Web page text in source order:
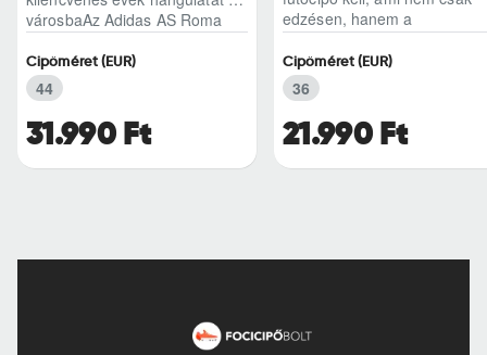
városbaAz Adidas AS Roma
egyszerű sneaker, hane..
31.990 Ft
Cipőméret (EUR)
44
edzésen, hanem a
hétköznapokban is kénye..
21.990 Ft
Cipőméret (EUR)
36